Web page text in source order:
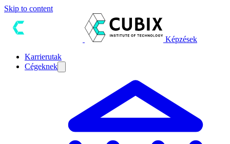
Skip to content
Képzések
Karrierutak
Cégeknek